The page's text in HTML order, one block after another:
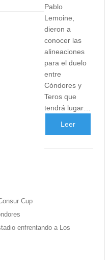
Pablo
Lemoine,
dieron a
conocer las
alineaciones
para el duelo
entre
Cóndores y
Teros que
tendrá lugar…
Leer
Cup
enfrentando a Los